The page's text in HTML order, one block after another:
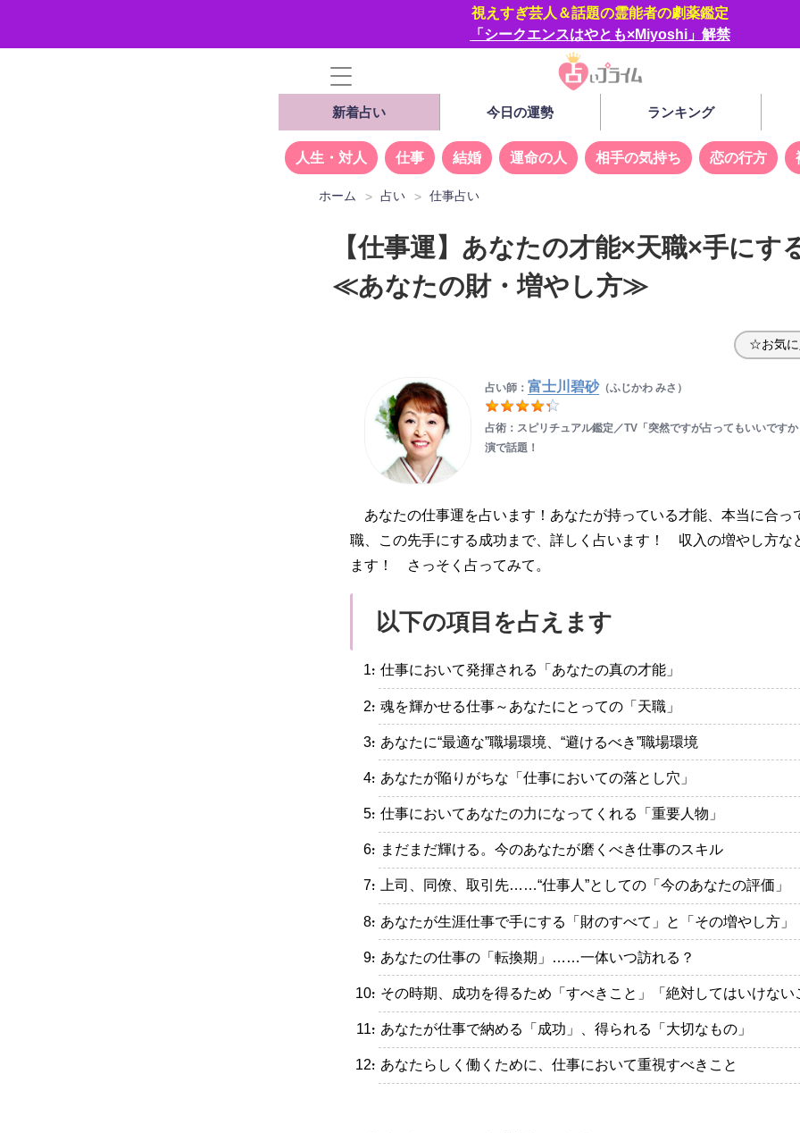
視えすぎ芸人＆話題の霊能者の劇薬鑑定
「シークエンスはやとも×Miyoshi」解禁
新着占い 今日の運勢 ランキング
人生・対人 仕事 結婚 運命の人 相手の気持ち 恋の行方
ホーム 占い 仕事占い
【仕事運】あなたの才能×天職×手にす
≪あなたの財・増やし方≫
☆お気に
占い師： 富士川碧砂（ふじかわ みさ）
占術：スピリチュアル鑑定／TV「突然ですが占ってもいいです
演で話題！
あなたの仕事運を占います！あなたが持っている才能、本当に合っ
職、この先手にする成功まで、詳しく占います！ 収入の増やし方な
ます！ さっそく占ってみて。
以下の項目を占えます
・仕事において発揮される「あなたの真の才能」
・魂を輝かせる仕事～あなたにとっての「天職」
・あなたに“最適な”職場環境、“避けるべき”職場環境
・あなたが陥りがちな「仕事においての落とし穴」
・仕事においてあなたの力になってくれる「重要人物」
・まだまだ輝ける。今のあなたが磨くべき仕事のスキル
・上司、同僚、取引先……“仕事人”としての「今のあなたの評価」
・あなたが生涯仕事で手にする「財のすべて」と「その増やし方」
・あなたの仕事の「転換期」……一体いつ訪れる？
・その時期、成功を得るため「すべきこと」「絶対してはいけない
・あなたが仕事で納める「成功」、得られる「大切なもの」
・あなたらしく働くために、仕事において重視すべきこと